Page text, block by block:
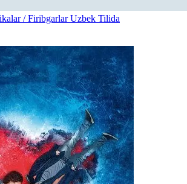
/ Firibgarlar Uzbek Tilida